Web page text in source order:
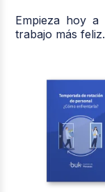
Empieza hoy
trabajo más feliz.